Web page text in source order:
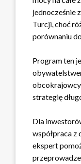
jednocześnie
Turcji, choć
porównaniu
Program ten
strategię
Dla
współpraca z
ekspert